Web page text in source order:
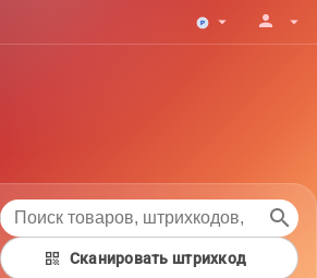
arrow_drop_down person arrow_drop_down
search
qr_code Сканировать штрихкод